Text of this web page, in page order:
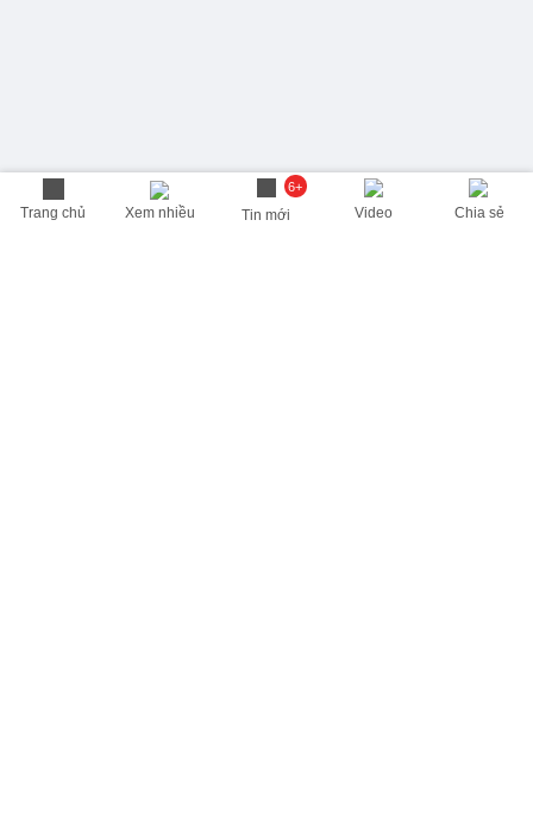
Trang chủ Xem nhiều
6+
Tin mới Video Chia sẻ